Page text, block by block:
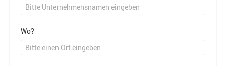
Wo?